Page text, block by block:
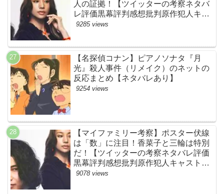
人の証拠！【ツイッターの考察ネタバ
レ評価黒幕評判感想批判原作犯人キャ
スト脚本あらすじ伏線まとめ・高橋メ
9285 views
【名探偵コナン】ピアノソナタ『月
光』殺人事件（リメイク）のネットの
反応まとめ【ネタバレあり】
9254 views
【マイファミリー考察】ポスター伏線
は「数」に注目！香菜子と三輪は特別
だ！【ツイッターの考察ネタバレ評価
黒幕評判感想批判原作犯人キャスト脚
本あらすじ伏線まとめ】
9078 views